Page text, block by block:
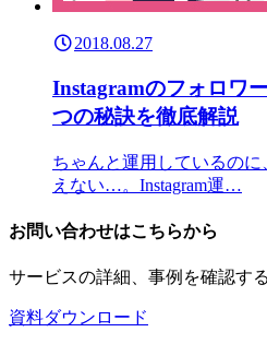
2018.08.27
Instagramのフォロワ
つの秘訣を徹底解説
ちゃんと運用しているの
えない…。Instagram運…
お問い合わせはこちらから
サービスの詳細、事例を確認する
資料ダウンロード